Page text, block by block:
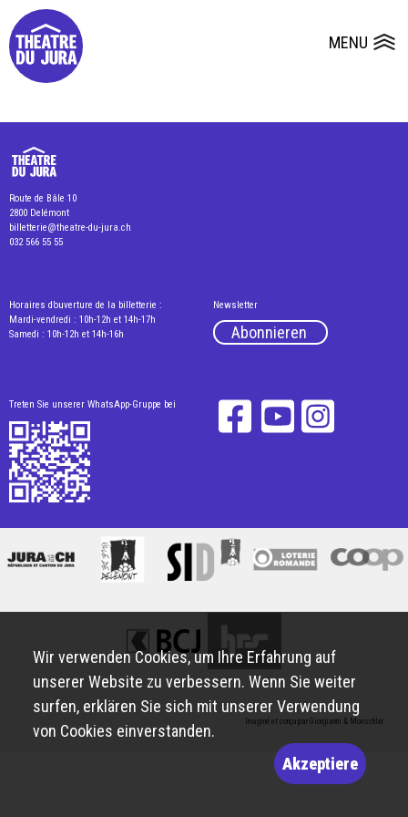
MENU
Presse Dépôts de dossiers
Route de Bâle 10
2800 Delémont
billetterie@theatre-du-jura.ch
032 566 55 55
Horaires d’ouverture de la billetterie :
Mardi-vendredi : 10h-12h et 14h-17h
Samedi : 10h-12h et 14h-16h
Newsletter
Abonnieren
Treten Sie unserer WhatsApp-Gruppe bei
Imaginé et conçu par Giorgianni & Moeschler
Wir verwenden Cookies, um Ihre Erfahrung auf
unserer Website zu verbessern. Wenn Sie weiter
surfen, erklären Sie sich mit unserer Verwendung
von Cookies einverstanden.
Akzeptiere